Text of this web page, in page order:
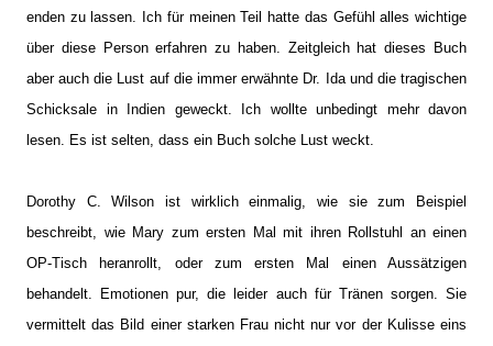
enden zu lassen. Ich für meinen Teil hatte das Gefühl alles wichtige
über diese Person erfahren zu haben. Zeitgleich hat dieses Buch
aber auch die Lust auf die immer erwähnte Dr. Ida und die tragischen
Schicksale in Indien geweckt. Ich wollte unbedingt mehr davon
lesen. Es ist selten, dass ein Buch solche Lust weckt.
Dorothy C. Wilson ist wirklich einmalig, wie sie zum Beispiel
beschreibt, wie Mary zum ersten Mal mit ihren Rollstuhl an einen
OP-Tisch heranrollt, oder zum ersten Mal einen Aussätzigen
behandelt. Emotionen pur, die leider auch für Tränen sorgen. Sie
vermittelt das Bild einer starken Frau nicht nur vor der Kulisse eins